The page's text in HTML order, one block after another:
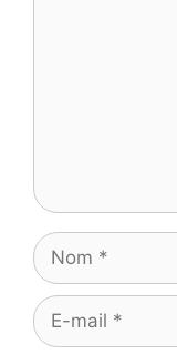
Nom
E-
mail